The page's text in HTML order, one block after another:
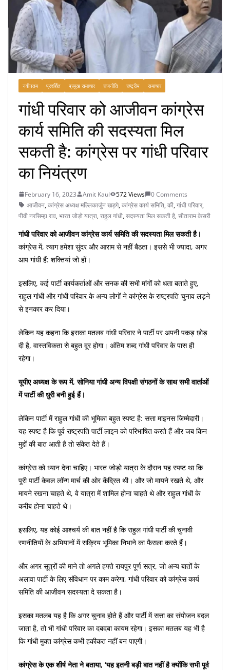
नवीनतम प्रदर्शित प्रमुख समाचार राजनीति राष्ट्रीय समाचार
गांधी परिवार को आजीवन कांग्रेस
कार्य समिति की सदस्यता मिल
सकती है: कांग्रेस पर गांधी परिवार
का नियंत्रण
February 16, 2023 Amit Kaul 572 Views
0 Comments
आजीवन,कांग्रेस अध्यक्ष मल्लिकार्जुन खड़गे,कांग्रेस कार्य समिति,की,गांधी परिवार,
पीवी नरसिम्हा राव,भारत जोड़ो यात्रा,राहुल गांधी,सदस्यता मिल सकती है,सीताराम केसरी
गांधी परिवार को आजीवन कांग्रेस कार्य समिति की सदस्यता मिल सकती है।
कांग्रेस में, त्याग हमेशा सुंदर और आराम से नहीं बैठता। इससे भी ज्यादा, अगर
आप गांधी हैं: शक्तियां जो हों।
इसलिए, कई पार्टी कार्यकर्ताओं और सनक की सभी मांगों को धता बताते हुए,
राहुल गांधी और गांधी परिवार के अन्य लोगों ने कांग्रेस के राष्ट्रपति चुनाव लड़ने
से इनकार कर दिया।
लेकिन यह कहना कि इसका मतलब गांधी परिवार ने पार्टी पर अपनी पकड़ छोड़
दी है, वास्तविकता से बहुत दूर होगा। अंतिम शब्द गांधी परिवार के पास ही
रहेगा।
यूपीए अध्यक्ष के रूप में, सोनिया गांधी अन्य विपक्षी संगठनों के साथ सभी वार्ताओं
में पार्टी की धुरी बनी हुई हैं।
लेकिन पार्टी में राहुल गांधी की भूमिका बहुत स्पष्ट है: सत्ता माइनस जिम्मेदारी।
यह स्पष्ट है कि पूर्व राष्ट्रपति पार्टी लाइन को परिभाषित करते हैं और जब किन
मुद्दों की बात आती है तो संकेत देते हैं।
कांग्रेस को ध्यान देना चाहिए। भारत जोड़ो यात्रा के दौरान यह स्पष्ट था कि
पूरी पार्टी केवल लॉन्ग मार्च की ओर केंद्रित थी। और जो मायने रखते थे, और
मायने रखना चाहते थे, वे यात्रा में शामिल होना चाहते थे और राहुल गांधी के
करीब होना चाहते थे।
इसलिए, यह कोई आश्चर्य की बात नहीं है कि राहुल गांधी पार्टी की चुनावी
रणनीतियों के अभियानों में सक्रिय भूमिका निभाने का फैसला करते हैं।
और अगर सूत्रों की माने तो अगले हफ्ते रायपुर पूर्ण सत्र, जो अन्य बातों के
अलावा पार्टी के लिए संविधान पर काम करेगा, गांधी परिवार को कांग्रेस कार्य
समिति की आजीवन सदस्यता दे सकता है।
इसका मतलब यह है कि अगर चुनाव होते हैं और पार्टी में सत्ता का संयोजन बदल
जाता है, तो भी गांधी परिवार का दबदबा कायम रहेगा। इसका मतलब यह भी है
कि गांधी मुक्त कांग्रेस कभी हकीकत नहीं बन पाएगी।
कांग्रेस के एक शीर्ष नेता ने बताया, ‘यह इतनी बड़ी बात नहीं है क्योंकि सभी पूर्व